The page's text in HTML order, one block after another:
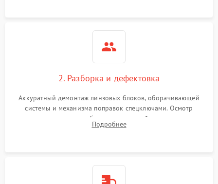
2. Разборка и дефектовка
Аккуратный демонтаж линзовых блоков, оборачивающей
системы и механизма поправок спецключами. Осмотр
внутренних резьбовых соединений, пружин и
уплотнительных колец. Поиск причин люфта, смещения
Подробнее